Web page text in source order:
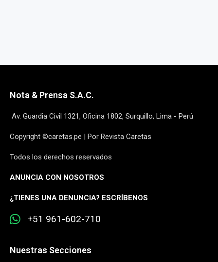
Nota & Prensa S.A.C.
Av. Guardia Civil 1321, Oficina 1802, Surquillo, Lima - Perú
Copyright ©caretas.pe | Por Revista Caretas
Todos los derechos reservados
ANUNCIA CON NOSOTROS
¿TIENES UNA DENUNCIA? ESCRÍBENOS
+51 961-602-710
Nuestras Secciones